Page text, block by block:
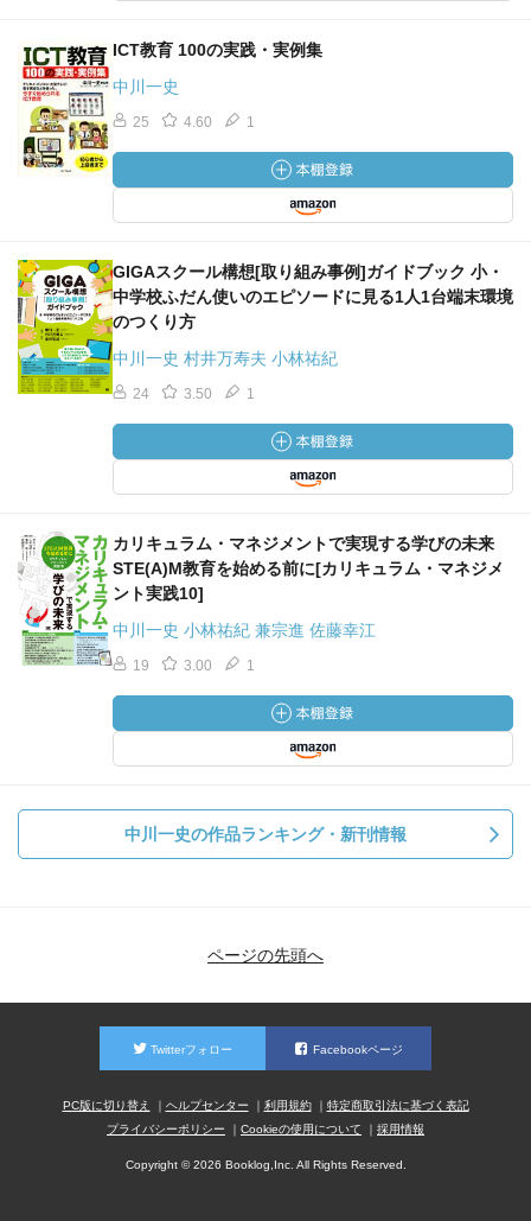
ICT教育 100の実践・実例集
中川一史
25 4.60 1
GIGAスクール構想[取り組み事例]ガイドブック 小・
中学校ふだん使いのエピソードに見る1人1台端末環境
のつくり方
中川一史 村井万寿夫 小林祐紀
24 3.50 1
カリキュラム・マネジメントで実現する学びの未来
STE(A)M教育を始める前に[カリキュラム・マネジメ
ント実践10]
中川一史 小林祐紀 兼宗進 佐藤幸江
19 3.00 1
中川一史の作品ランキング・新刊情報
ページの先頭へ
Twitterフォロー Facebookページ
PC版に切り替え ヘルプセンター 利用規約
特定商取引法に基づく表記
プライバシーポリシー
Cookieの使用について 採用情報
Copyright © 2026 Booklog,Inc. All Rights Reserved.